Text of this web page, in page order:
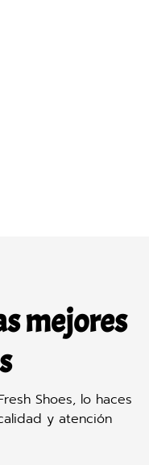
mejores
Shoes, lo haces
y atención